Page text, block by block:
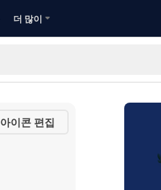
더 많이
아이콘 편집